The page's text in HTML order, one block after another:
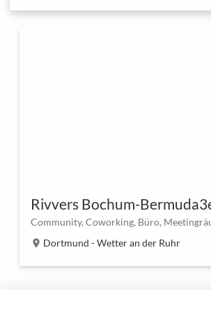
location_on Dortmund - Wetter an der Ruhr